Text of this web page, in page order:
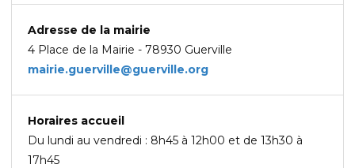
Adresse de la mairie
4 Place de la Mairie - 78930 Guerville
mairie.guerville@guerville.org
Horaires accueil
Du lundi au vendredi : 8h45 à 12h00 et de 13h30 à
17h45